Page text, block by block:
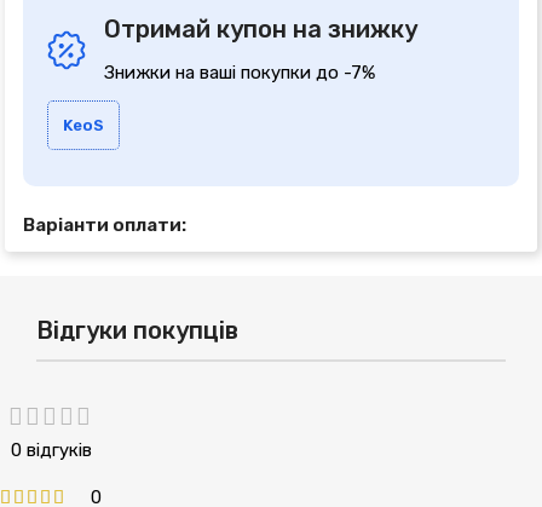
Отримай купон на знижку
Знижки на ваші покупки до -7%
KeoS
Варіанти оплати:
Відгуки покупців
0 відгуків
0